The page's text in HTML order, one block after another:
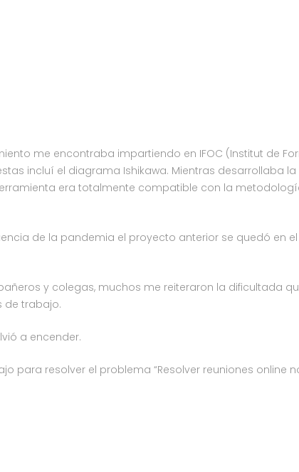
me encontraba impartiendo en IFOC (Institut de
incluí el diagrama Ishikawa. Mientras desarrollaba
era totalmente compatible con la metodología
de la pandemia el proyecto anterior se quedó en
y colegas, muchos me reiteraron la dificultada
de trabajo.
a encender.
para resolver el problema “Resolver reuniones online